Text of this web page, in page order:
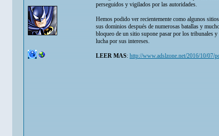
perseguidos y vigilados por las autoridades.
Hemos podido ver recientemente como algunos
sus dominios después de numerosas batallas y
bloqueo de un sitio supone pasar por los tribunales
lucha por sus intereses.
LEER MAS:http://www.adslzone.net/2016/10/07/